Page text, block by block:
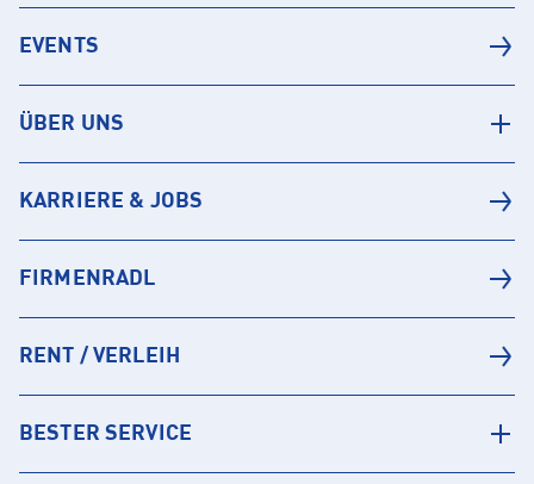
EVENTS
ÜBER UNS
KARRIERE & JOBS
FIRMENRADL
RENT / VERLEIH
BESTER SERVICE